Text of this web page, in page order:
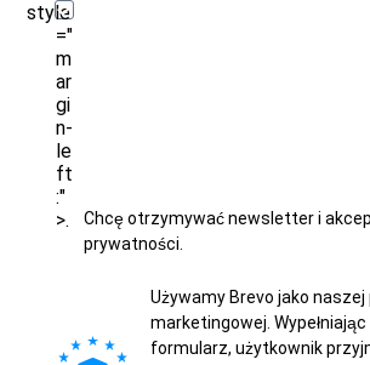
style
="
m
ar
gi
n-
le
ft
:"
>.
Chcę otrzymywać newsletter i
prywatności.
Używamy Brevo jako
marketingowej. Wypełniając
formularz, użytkownik